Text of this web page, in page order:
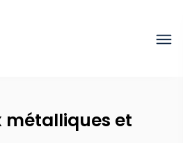
métalliques et